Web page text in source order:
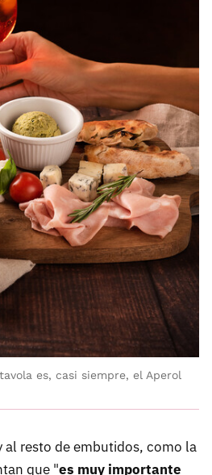
es, casi siempre, el Aperol
al resto de embutidos, como la
que "es muy importante